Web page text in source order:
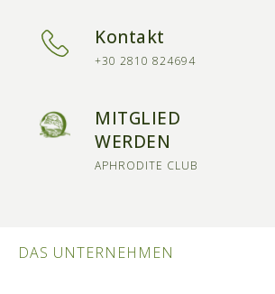
Kontakt
+30 2810 824694
MITGLIED
WERDEN
APHRODITE CLUB
DAS UNTERNEHMEN